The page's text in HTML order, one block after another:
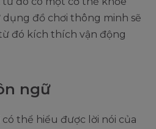
dụng đồ chơi thông minh sẽ
đó kích thích vận động
ngữ
thể hiểu được lời nói của